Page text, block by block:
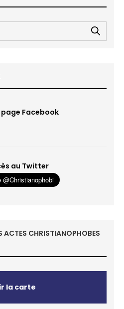
Facebook
au Twitter
CHRISTIANOPHOBES
la carte